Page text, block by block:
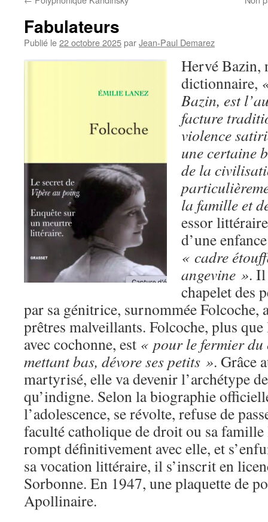
Fabulateurs
Publié le22 octobre 2025parJean-Paul Demarez
Hervé Bazin,
dictionnaire,
Bazin, est
facture
violence
une certaine
de la
la famille et
essor
d’une
« cadre
angevine ».
chapelet des
par sa génitrice, surnommée Folcoche,
prêtres malveillants. Folcoche, plus
avec cochonne, est « pour le fermier
mettant bas, dévore ses petits ». Grâce
martyrisé, elle va devenir l’archétype
qu’indigne. Selon la biographie
l’adolescence, se révolte, refuse de
faculté catholique de droit ou sa famille
rompt définitivement avec elle, et
sa vocation littéraire, il s’inscrit en
Sorbonne. En 1947, une plaquette de
Apollinaire.